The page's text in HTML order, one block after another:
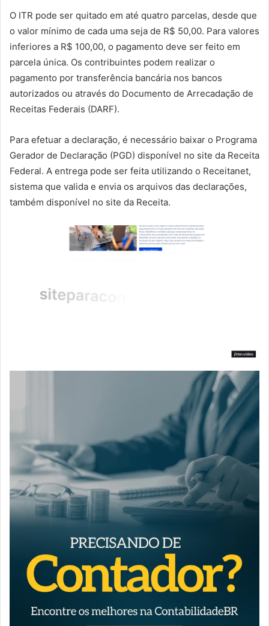
O ITR pode ser quitado em até quatro parcelas, desde que
o valor mínimo de cada uma seja de R$ 50,00. Para valores
inferiores a R$ 100,00, o pagamento deve ser feito em
parcela única. Os contribuintes podem realizar o
pagamento por transferência bancária nos bancos
autorizados ou através do Documento de Arrecadação de
Receitas Federais (DARF).
Para efetuar a declaração, é necessário baixar o Programa
Gerador de Declaração (PGD) disponível no site da Receita
Federal. A entrega pode ser feita utilizando o Receitanet,
sistema que valida e envia os arquivos das declarações,
também disponível no site da Receita.